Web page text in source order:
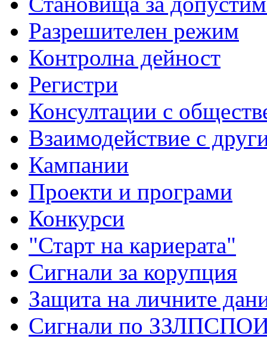
Разрешителен режим
Контролна дейност
Регистри
Консултации с
Взаимодействие с
Кампании
Проекти и програми
Конкурси
"Старт на кариерата"
Сигнали за корупция
Защита на личните
Сигнали по